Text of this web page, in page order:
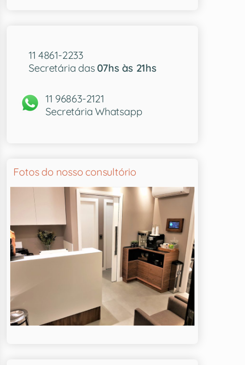
11 4861-2233
Secretária das 07hs às 21hs
11 96863-2121
Secretária Whatsapp
Fotos do nosso consultório